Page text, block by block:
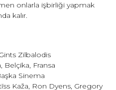
onlarla işbirliği yapmak
kalır.
Zilbalodis
Belçika, Fransa
Sinema
Kaža, Ron Dyens, Gregory